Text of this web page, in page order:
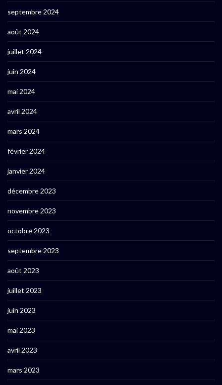
septembre 2024
août 2024
juillet 2024
juin 2024
mai 2024
avril 2024
mars 2024
février 2024
janvier 2024
décembre 2023
novembre 2023
octobre 2023
septembre 2023
août 2023
juillet 2023
juin 2023
mai 2023
avril 2023
mars 2023